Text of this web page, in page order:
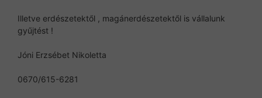
Illetve erdészetektől , magánerdészetektől is vállalunk
gyűjtést !
Jóni Erzsébet Nikoletta
0670/615-6281